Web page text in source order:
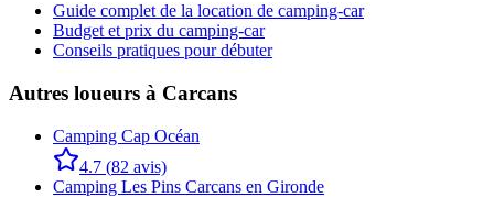
Guide complet de la location de camping-car
Budget et prix du camping-car
Conseils pratiques pour débuter
Autres loueurs à Carcans
Camping Cap Océan
4.7 (82 avis)
Camping Les Pins Carcans en Gironde